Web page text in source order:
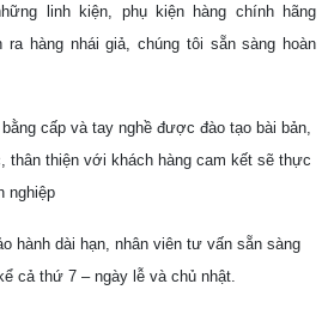
linh kiện, phụ kiện hàng chính hãng
ra hàng nhái giả, chúng tôi sẵn sàng hoàn
cấp và tay nghề được đào tạo bài bản,
thân thiện với khách hàng cam kết sẽ thực
nghiệp
hành dài hạn, nhân viên tư vấn sẵn sàng
cả thứ 7 – ngày lễ và chủ nhật.